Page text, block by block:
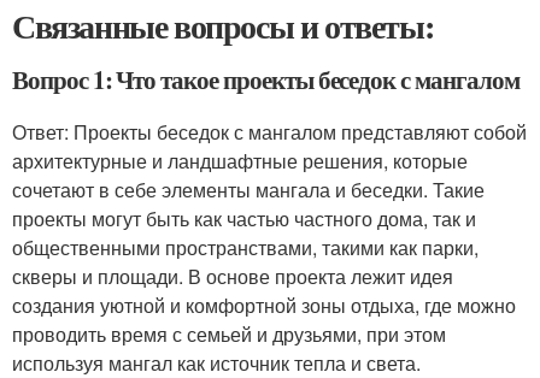
Связанные вопросы и ответы:
Вопрос 1: Что такое проекты беседок с мангалом
Ответ: Проекты беседок с мангалом представляют собой
архитектурные и ландшафтные решения, которые
сочетают в себе элементы мангала и беседки. Такие
проекты могут быть как частью частного дома, так и
общественными пространствами, такими как парки,
скверы и площади. В основе проекта лежит идея
создания уютной и комфортной зоны отдыха, где можно
проводить время с семьей и друзьями, при этом
используя мангал как источник тепла и света.